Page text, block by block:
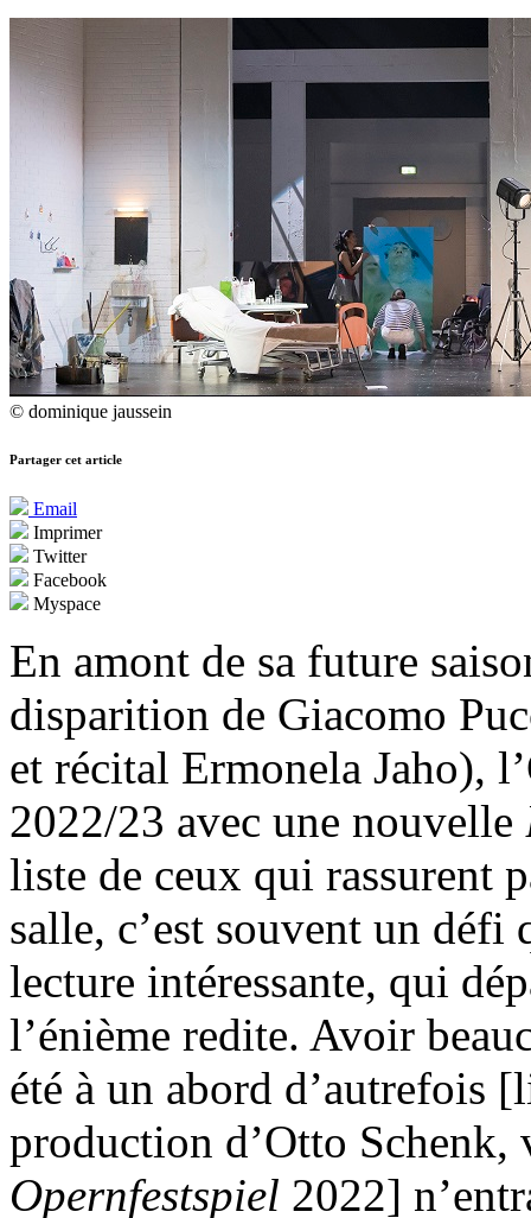
© dominique jaussein
Partager cet article
Email
Imprimer
Twitter
Facebook
Myspace
En amont de sa future
disparition de Giacomo
et récital Ermonela Jaho),
2022/23 avec une nouvelle
liste de ceux qui rassurent
salle, c’est souvent un défi
lecture intéressante, qui
l’énième redite. Avoir
été à un abord d’autrefois
production d’Otto
Opernfestspiel 2022]